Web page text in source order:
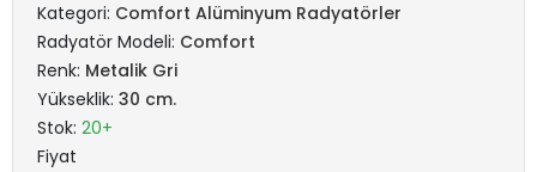
Kategori: Comfort Alüminyum Radyatörler
Radyatör Modeli: Comfort
Renk: Metalik Gri
Yükseklik: 30 cm.
Stok: 20+
Fiyat